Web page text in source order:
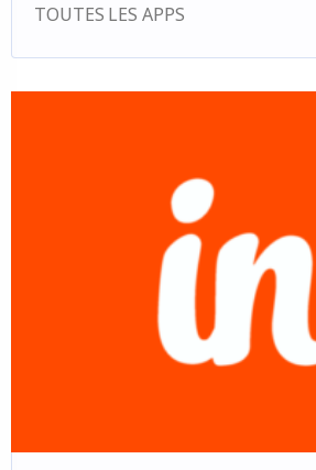
TOUTES LES APPS